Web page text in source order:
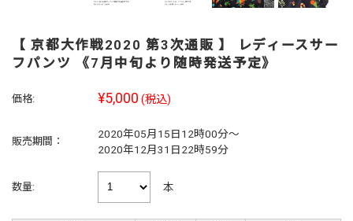
【 京都大作戦2020 第3次通販 】 レディースサー
フパンツ 《7月中旬より随時発送予定》
価格: ¥5,000 (税込)
販売期間：
2020年05月15日12時00分～
2020年12月31日22時59分
数量: 本